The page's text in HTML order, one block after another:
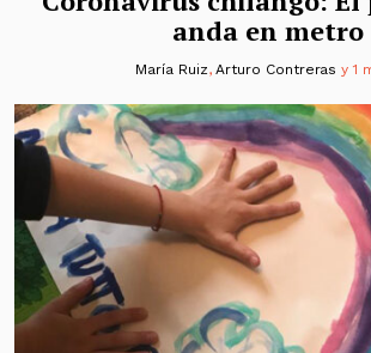
anda en metro
María Ruiz,Arturo Contreras y 1